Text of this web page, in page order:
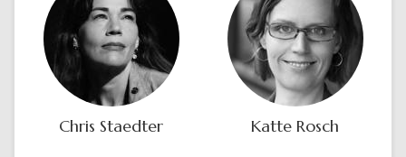
Chris Staedter Katte Rosch